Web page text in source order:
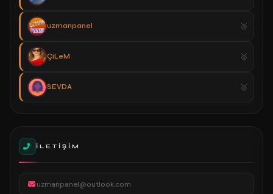
uzmanpanel
ÇiLeM
SEVDA
İLETIŞIM
uzmanpanel@outlook.com